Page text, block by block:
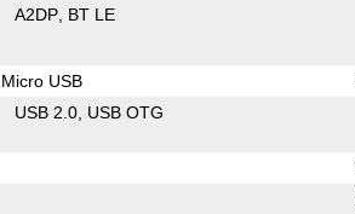
A2DP BT LE
Micro USB
USB 2.0 USB OTG